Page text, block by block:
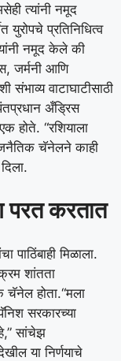
त्यांनी नमूद
युरोपचे प्रतिनिधित्व
नमूद केले की
जर्मनी आणि
वाटाघाटीसाठी
अँड्रिस
होते. “रशियाला
चॅनेलने काही
करतात
पाठिंबाही मिळाला.
शांतता
चॅनेल होता.“मला
सरकारच्या
सांचेझ
या निर्णयाचे